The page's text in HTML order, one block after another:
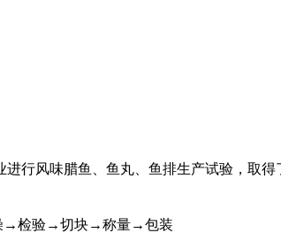
进行风味腊鱼、鱼丸、鱼排生产试验，取
→检验→切块→称量→包装